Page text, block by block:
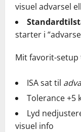
visuel advarsel
starter i
Mit favorit-setup
ISA sat til
Tolerance +5
Lyd
visuel info